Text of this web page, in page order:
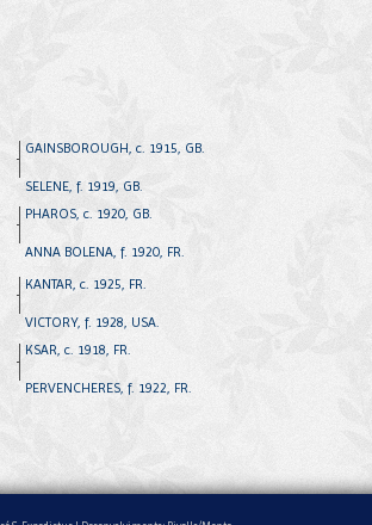
GAINSBOROUGH, c. 1915, GB.
SELENE, f. 1919, GB.
PHAROS, c. 1920, GB.
ANNA BOLENA, f. 1920, FR.
KANTAR, c. 1925, FR.
VICTORY, f. 1928, USA.
KSAR, c. 1918, FR.
PERVENCHERES, f. 1922, FR.